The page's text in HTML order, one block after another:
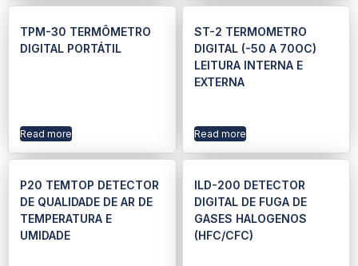
TPM-30 TERMÔMETRO
DIGITAL PORTÁTIL
Read more
ST-2 TERMOMETRO
DIGITAL (-50 A 70OC)
LEITURA INTERNA E
EXTERNA
Read more
P20 TEMTOP DETECTOR
DE QUALIDADE DE AR DE
TEMPERATURA E
UMIDADE
ILD-200 DETECTOR
DIGITAL DE FUGA DE
GASES HALOGENOS
(HFC/CFC)